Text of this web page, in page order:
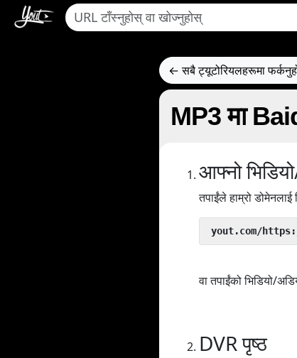
← सबै ट्यूटोरियलहरूमा
MP3 मा
आफ्नो
तपाईंले हाम्रो डोमेनलाई
yout.com/
वा तपाईंको भिडियो/
DVR पृष्ठ